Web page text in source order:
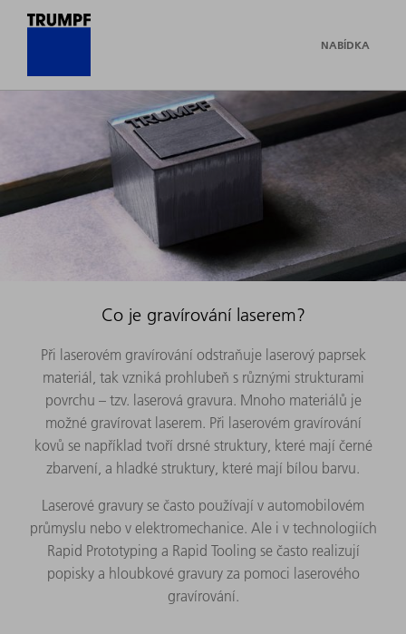
NABÍDKA
Co je gravírování laserem?
Při laserovém gravírování odstraňuje laserový paprsek
materiál, tak vzniká prohlubeň s různými strukturami
povrchu – tzv. laserová gravura. Mnoho materiálů je
možné gravírovat laserem. Při laserovém gravírování
kovů se například tvoří drsné struktury, které mají černé
zbarvení, a hladké struktury, které mají bílou barvu.
Laserové gravury se často používají v automobilovém
průmyslu nebo v elektromechanice. Ale i v technologiích
Rapid Prototyping a Rapid Tooling se často realizují
popisky a hloubkové gravury za pomoci laserového
gravírování.